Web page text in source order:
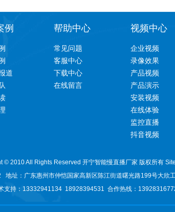
例
道
帮助中心
常见问题
客服中心
下载中心
在线留言
视频中心
企业视频
录像效果
产品视频
产品演示
安装视频
在线体验
监控直播
抖音视频
© 2010 All Rights Reserved 开宁智能慢直播厂家 版权所有
地址：广东惠州市仲恺国家高新区陈江街道曙光路199号大欣
支持：13332941134 18928394531 合作热线：